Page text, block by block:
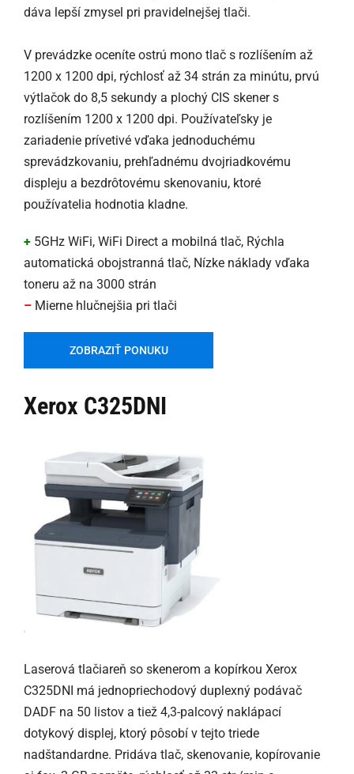
dáva lepší zmysel pri pravidelnejšej tlači.
V prevádzke oceníte ostrú mono tlač s rozlíšením až
1200 x 1200 dpi, rýchlosť až 34 strán za minútu, prvú
výtlačok do 8,5 sekundy a plochý CIS skener s
rozlíšením 1200 x 1200 dpi. Používateľsky je
zariadenie prívetivé vďaka jednoduchému
sprevádzkovaniu, prehľadnému dvojriadkovému
displeju a bezdrôtovému skenovaniu, ktoré
používatelia hodnotia kladne.
+ 5GHz WiFi, WiFi Direct a mobilná tlač, Rýchla
automatická obojstranná tlač, Nízke náklady vďaka
toneru až na 3000 strán
– Mierne hlučnejšia pri tlači
ZOBRAZIŤ PONUKU
Xerox C325DNI
Laserová tlačiareň so skenerom a kopírkou Xerox
C325DNI má jednopriechodový duplexný podávač
DADF na 50 listov a tiež 4,3-palcový naklápací
dotykový displej, ktorý pôsobí v tejto triede
nadštandardne. Pridáva tlač, skenovanie, kopírovanie